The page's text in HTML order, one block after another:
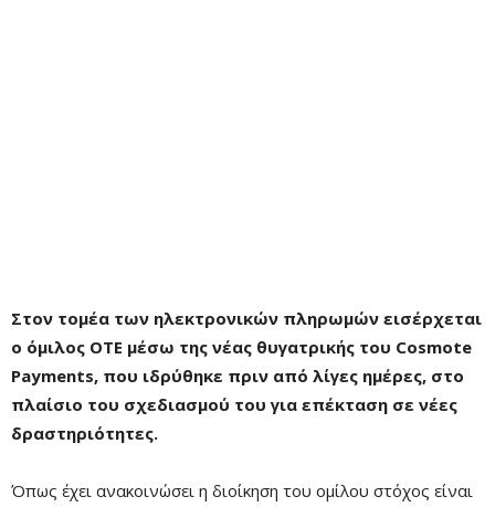
Στον τομέα των ηλεκτρονικών πληρωμών εισέρχεται
ο όμιλος ΟΤΕ μέσω της νέας θυγατρικής του Cosmote
Payments, που ιδρύθηκε πριν από λίγες ημέρες, στο
πλαίσιο του σχεδιασμού του για επέκταση σε νέες
δραστηριότητες.
Όπως έχει ανακοινώσει η διοίκηση του ομίλου στόχος είναι